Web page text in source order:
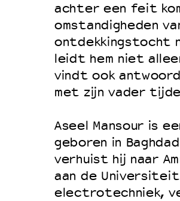
Filmprogramma’s
Filmprogramma’s
Speciale
Wat we doen
Werken bij
Wie is wie
Word vriend
achter een feit
omstandigheden
ontdekkingstocht
leidt hem niet
vindt ook
met zijn vader
Aseel Mansour is
geboren in
verhuist hij naar
aan de
electrotechniek,